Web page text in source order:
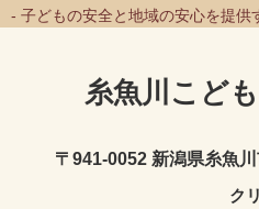
- 子どもの安全と地域の安心を提供
糸魚川こど
〒941-0052 新潟県糸魚
ク